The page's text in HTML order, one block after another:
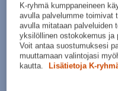
Valintaopas näin valitset
Tarkista saatavuus ja nouda
Verkkokauppa: Saatavilla
K-ryhmä kumppaneineen
avulla palvelumme toimivat
avulla mitataan palveluiden
yksilöllinen ostokokemus ja
Voit antaa suostumuksesi
muuttamaan valintojasi
kautta.
Lisätietoja K-